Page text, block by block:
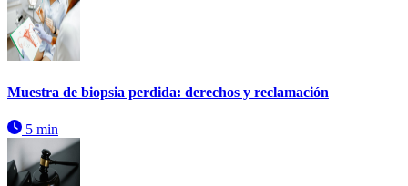
Muestra de biopsia perdida: derechos y reclamación
5 min